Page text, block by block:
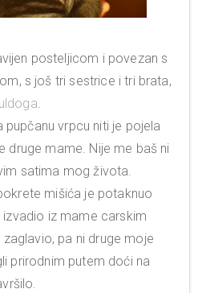
posteljicom i povezan s
s još tri sestrice i tri brata,
vrpcu niti je pojela
druge mame. Nije me baš ni
satima mog života.
mišića je potaknuo
iz mame carskim
pa ni druge moje
prirodnim putem doći na